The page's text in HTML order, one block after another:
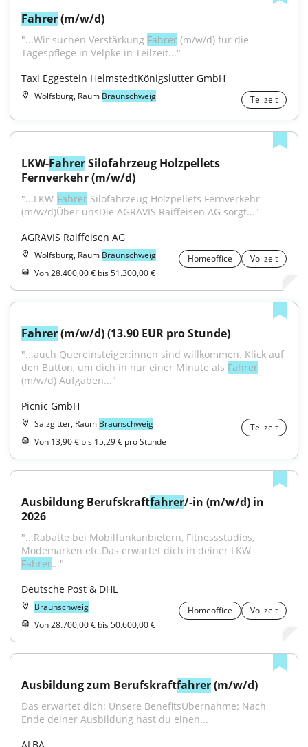
Fahrer (m/w/d)
"...Wir suchen Verstärkung Fahrer (m/w/d) für die
Tagespflege in Velpke in Teilzeit..."
Taxi Eggestein HelmstedtKönigslutter GmbH
Wolfsburg, Raum Braunschweig Teilzeit
LKW-Fahrer Silofahrzeug Holzpellets
Fernverkehr (m/w/d)
"...LKW-Fahrer Silofahrzeug Holzpellets Fernverkehr
(m/w/d)Über unsDie AGRAVIS Raiffeisen AG sorgt..."
AGRAVIS Raiffeisen AG
Wolfsburg, Raum Braunschweig Homeoffice
Vollzeit
Von 28.400,00 € bis 51.300,00 €
Fahrer (m/w/d) (13.90 EUR pro Stunde)
"...auch Quereinsteiger:innen sind willkommen. Klick auf
den Button, um dich in nur einer Minute als Fahrer
(m/w/d) Aufgaben..."
Picnic GmbH
Salzgitter, Raum Braunschweig
Teilzeit
Von 13,90 € bis 15,29 € pro Stunde
Ausbildung Berufskraftfahrer/-in (m/w/d) in
2026
"...Rabatte bei Mobilfunkanbietern, Fitnessstudios,
Fahrer..."
Deutsche Post & DHL
Braunschweig Homeoffice
Vollzeit
Von 28.700,00 € bis 50.600,00 €
Ausbildung zum Berufskraftfahrer (m/w/d)
Das erwartet dich: Unsere BenefitsÜbernahme: Nach
Ende deiner Ausbildung hast du einen...